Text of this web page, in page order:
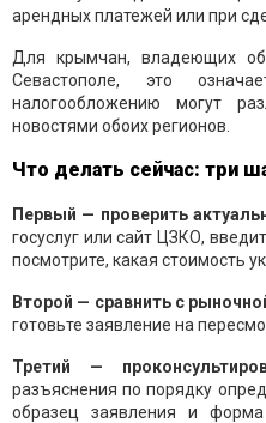
арендных платежей или при
Для крымчан, владеющих
Севастополе, это
налогообложению могут
новостями обоих регионов.
Что делать сейчас: три
Первый — проверить
госуслуг или сайт ЦЗКО,
посмотрите, какая стоимость
Второй — сравнить с
готовьте заявление на
Третий —
разъяснения по порядку
образец заявления и